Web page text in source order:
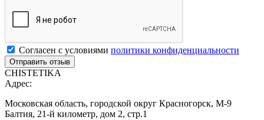
Согласен с условиями политики конфиденциальности
CHISTETIKA
Адрес:
Московская область, городской округ Красногорск, М-9
Балтия, 21-й километр, дом 2, стр.1